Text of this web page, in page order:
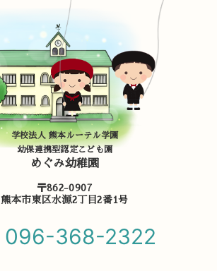
学校法人 熊本ルーテル学園
幼保連携型認定こども園
めぐみ幼稚園
〒862-0907
熊本市東区水源2丁目2番1号
096-368-2322